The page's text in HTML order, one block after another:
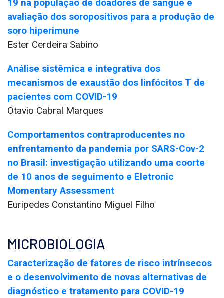
19 na população de doadores de sangue e
avaliação dos soropositivos para a produção de
soro hiperimune
Ester Cerdeira Sabino
Análise sistêmica e integrativa dos
mecanismos de exaustão dos linfócitos T de
pacientes com COVID-19
Otavio Cabral Marques
Comportamentos contraproducentes no
enfrentamento da pandemia por SARS-Cov-2
no Brasil: investigação utilizando uma coorte
de 10 anos de seguimento e Eletronic
Momentary Assessment
Euripedes Constantino Miguel Filho
MICROBIOLOGIA
Caracterização de fatores de risco intrínsecos
e o desenvolvimento de novas alternativas de
diagnóstico e tratamento para COVID-19